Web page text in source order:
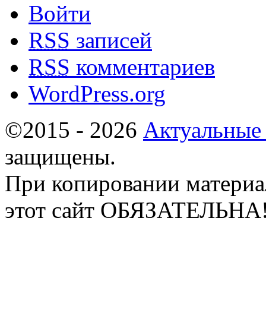
Войти
RSS записей
RSS комментариев
WordPress.org
©2015 - 2026
защищены.
При копировании
этот сайт